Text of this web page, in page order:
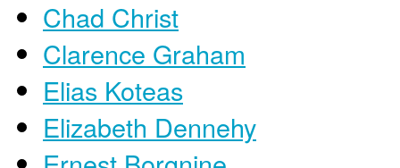
Chad Christ
Clarence Graham
Elias Koteas
Elizabeth Dennehy